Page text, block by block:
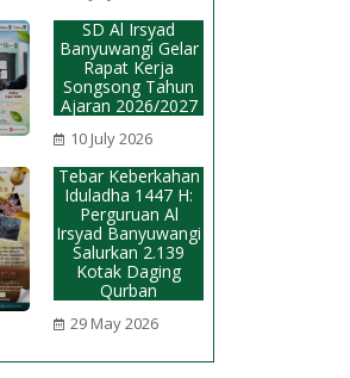
SD Al Irsyad
Banyuwangi Gelar
Rapat Kerja
Songsong Tahun
Ajaran 2026/2027
10 July 2026
Tebar Keberkahan
Iduladha 1447 H:
Perguruan Al
Irsyad Banyuwangi
Salurkan 2.139
Kotak Daging
Qurban
29 May 2026